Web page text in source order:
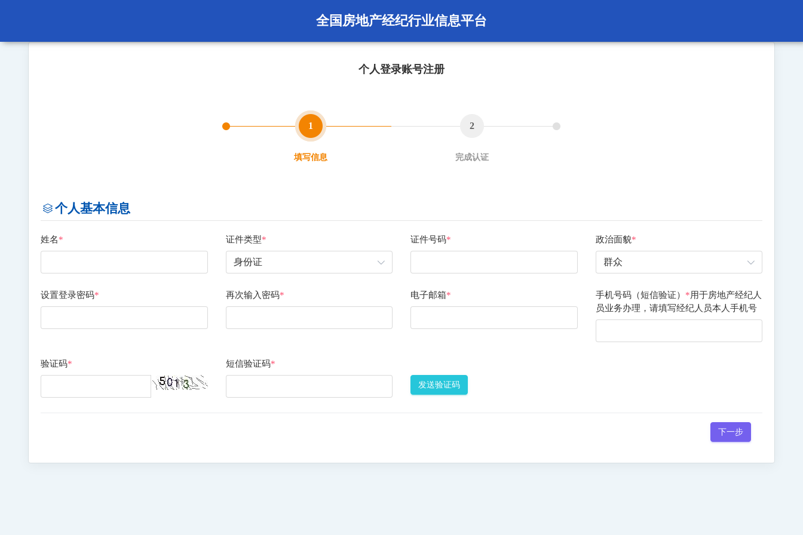
全国房地产经纪行业信息平台
个人登录账号注册
1
填写信息
2
完成认证
个人基本信息
姓名* 证件类型* 证件号码* 政治面貌*
设置登录密码* 再次输入密码* 电子邮箱* 手机号码（短信验证） *用于房地产经纪人
员业务办理，请填写经纪人员本人手机号
验证码* 短信验证码*
发送验证码
下一步